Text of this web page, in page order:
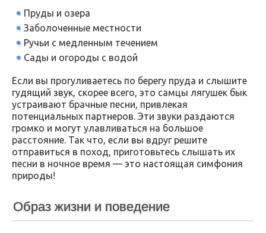
Пруды и озера
Заболоченные местности
Ручьи с медленным течением
Сады и огороды с водой
Если вы прогуливаетесь по берегу пруда и слышите
гудящий звук, скорее всего, это самцы лягушек бык
устраивают брачные песни, привлекая
потенциальных партнеров. Эти звуки раздаются
громко и могут улавливаться на большое
расстояние. Так что, если вы вдруг решите
отправиться в поход, приготовьтесь слышать их
песни в ночное время — это настоящая симфония
природы!
Образ жизни и поведение